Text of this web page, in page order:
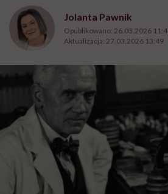
Jolanta Pawnik
Opublikowano: 26.03.2026
Aktualizacja: 27.03.2026 13:49